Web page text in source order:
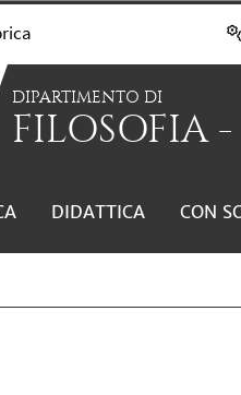
DIPARTIMENTO DI
FILOSOFIA
DIDATTICA CON